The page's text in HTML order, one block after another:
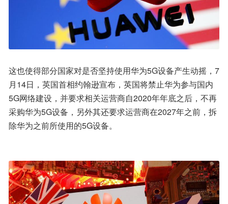
这也使得部分国家对是否坚持使用华为5G设备产生动摇，7
月14日，英国首相约翰逊宣布，英国将禁止华为参与国内
5G网络建设，并要求相关运营商自2020年年底之后，不再
采购华为5G设备，另外其还要求运营商在2027年之前，拆
除华为之前所使用的5G设备。